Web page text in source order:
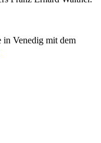
in Venedig mit dem